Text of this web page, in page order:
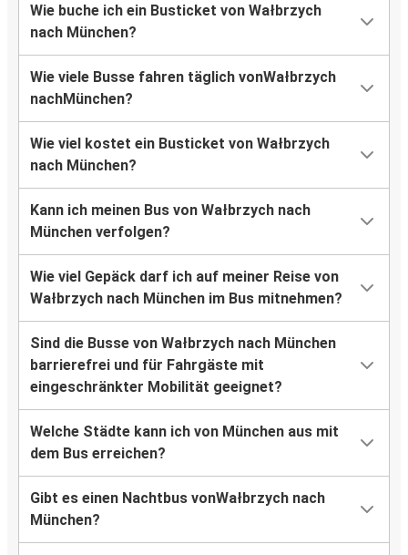
Wie buche ich ein Busticket von Wałbrzych
nach München?
Wie viele Busse fahren täglich vonWałbrzych
nachMünchen?
Wie viel kostet ein Busticket von Wałbrzych
nach München?
Kann ich meinen Bus von Wałbrzych nach
München verfolgen?
Wie viel Gepäck darf ich auf meiner Reise von
Wałbrzych nach München im Bus mitnehmen?
Sind die Busse von Wałbrzych nach München
barrierefrei und für Fahrgäste mit
eingeschränkter Mobilität geeignet?
Welche Städte kann ich von München aus mit
dem Bus erreichen?
Gibt es einen Nachtbus vonWałbrzych nach
München?